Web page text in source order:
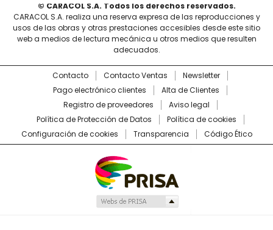
© CARACOL S.A. Todos los derechos reservados.
CARACOL S.A. realiza una reserva expresa de las reproducciones y
usos de las obras y otras prestaciones accesibles desde este sitio
web a medios de lectura mecánica u otros medios que resulten
adecuados.
Contacto Contacto Ventas
Newsletter
Pago electrónico clientes
Alta de Clientes
Registro de proveedores
Aviso legal
Política de Protección de Datos
Política de cookies
Configuración de cookies
Transparencia Código Ético